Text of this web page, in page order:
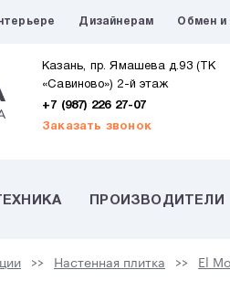
Дизайнерам Обмен и
Казань, пр. Ямашева д.93 (ТК
«Савиново») 2-й этаж
+7 (987) 226 27-07
Заказать звонок
ПРОИЗВОДИТЕЛИ
Настенная плитка El